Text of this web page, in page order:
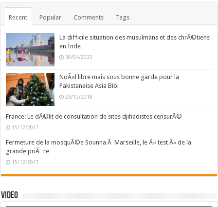
Recent Popular Comments Tags
La difficile situation des musulmans et des chrÃ©tiens
en Inde
30/04/2022
NoÃ«l libre mais sous bonne garde pour la
Pakistanaise Asia Bibi
23/12/2018
France: Le dÃ©lit de consultation de sites djihadistes censurÃ©
15/12/2017
Fermeture de la mosquÃ©e Sounna Ã Marseille, le Â« test Â» de la
grande priÃ¨re
15/12/2017
Video